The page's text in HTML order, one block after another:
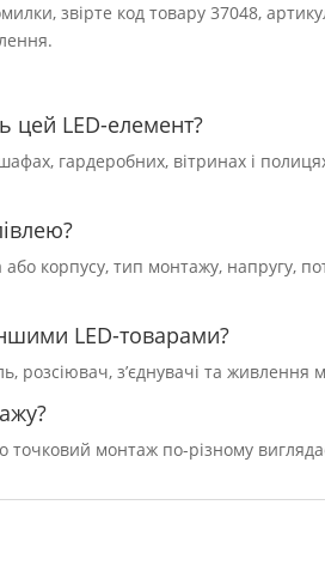
звірте код товару 37048,
цей LED-елемент?
гардеробних, вітринах і
корпусу, тип монтажу, напругу,
LED-товарами?
розсіювач, з’єднувачі та живлення
монтаж по-різному